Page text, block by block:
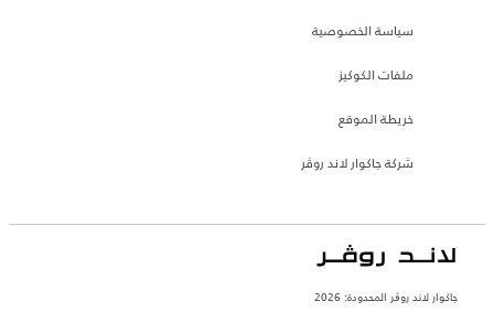
سياسة الخصوصية
ملفات الكوكيز
خريطة الموقع
شركة جاكوار لاند روڤر
جاكوار لاند روڨر المحدودة: 2026